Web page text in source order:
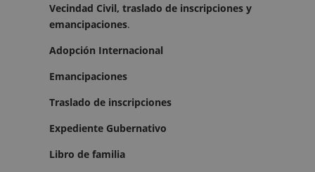
Vecindad Civil, traslado de inscripciones y
emancipaciones.
Adopción Internacional
Emancipaciones
Traslado de inscripciones
Expediente Gubernativo
Libro de familia